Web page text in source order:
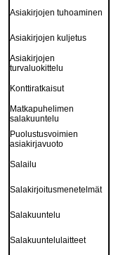
Asiakirjojen tuhoaminen
Asiakirjojen kuljetus
Asiakirjojen
turvaluokittelu
Konttiratkaisut
Matkapuhelimen
salakuuntelu
Puolustusvoimien
asiakirjavuoto
Salailu
Salakirjoitusmenetelmät
Salakuuntelu
Salakuuntelulaitteet